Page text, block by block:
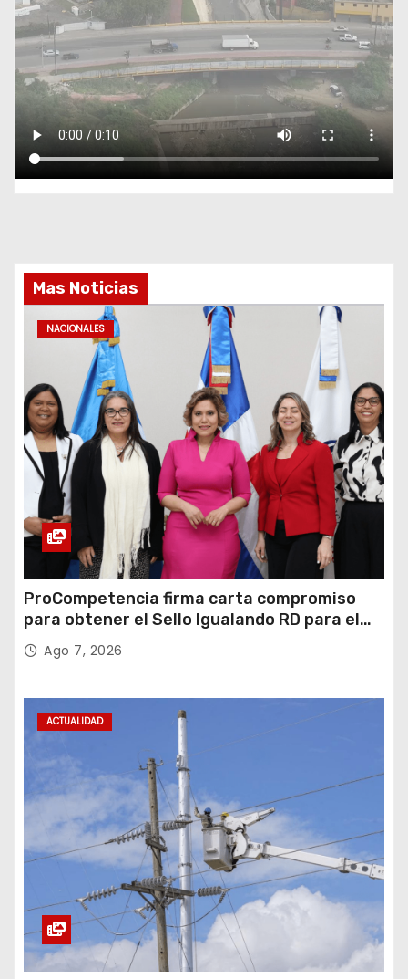
Mas Noticias
NACIONALES
ProCompetencia firma carta compromiso
para obtener el Sello Igualando RD para el
Sector Público
Ago 7, 2026
ACTUALIDAD